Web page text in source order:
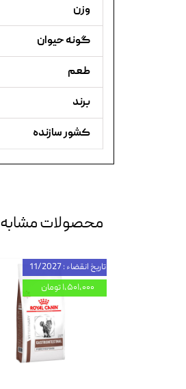
وزن
گونه حیوان
طعم
برند
کشور سازنده
محصولات مشابه
تاریخ انقضاء : 11/2027
۱,۵۰۱,۰۰۰ تومان